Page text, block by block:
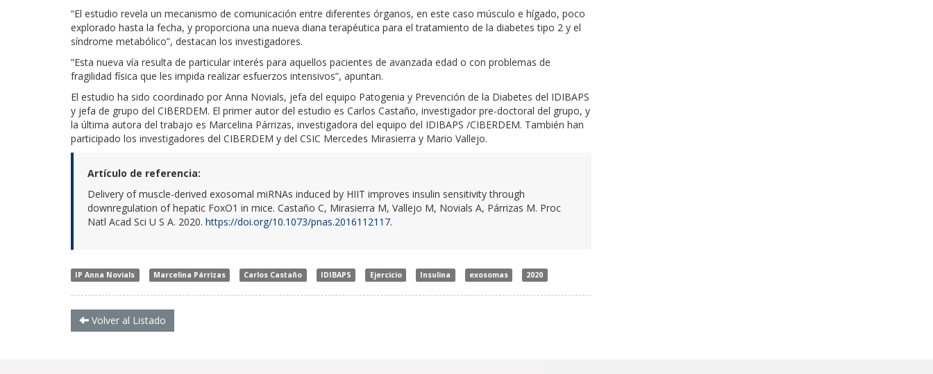
“El estudio revela un mecanismo de comunicación entre diferentes órganos, en este caso músculo e hígado, poco
explorado hasta la fecha, y proporciona una nueva diana terapéutica para el tratamiento de la diabetes tipo 2 y el
síndrome metabólico”, destacan los investigadores.
“Esta nueva vía resulta de particular interés para aquellos pacientes de avanzada edad o con problemas de
fragilidad física que les impida realizar esfuerzos intensivos”, apuntan.
El estudio ha sido coordinado por Anna Novials, jefa del equipo Patogenia y Prevención de la Diabetes del IDIBAPS
y jefa de grupo del CIBERDEM. El primer autor del estudio es Carlos Castaño, investigador pre-doctoral del grupo, y
la última autora del trabajo es Marcelina Párrizas, investigadora del equipo del IDIBAPS /CIBERDEM. También han
participado los investigadores del CIBERDEM y del CSIC Mercedes Mirasierra y Mario Vallejo.
Artículo de referencia:
Delivery of muscle-derived exosomal miRNAs induced by HIIT improves insulin sensitivity through
downregulation of hepatic FoxO1 in mice. Castaño C, Mirasierra M, Vallejo M, Novials A, Párrizas M. Proc
Natl Acad Sci U S A. 2020. https://doi.org/10.1073/pnas.2016112117.
IP Anna Novials Marcelina Párrizas Carlos Castaño IDIBAPS Ejercicio Insulina exosomas 2020
Volver al Listado